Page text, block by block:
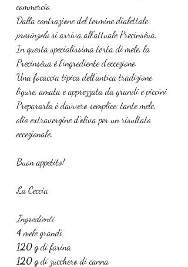
commercio.
Dalla contrazione del termine dialettale
presinzola si arriva all'attuale Precinsêua.
In questa specialissima torta di mele, la
Precinsêua è l’ingrediente d’eccezione.
Una focaccia tipica dell’antica tradizione
ligure, amata e apprezzata da grandi e piccini.
Prepararla è davvero semplice: tante mele,
olio extravergine d’oliva per un risultato
eccezionale.
Buon appetito!
La Ceccia
Ingredienti
4 mele grandi
120 g di farina
120 g di zucchero di canna